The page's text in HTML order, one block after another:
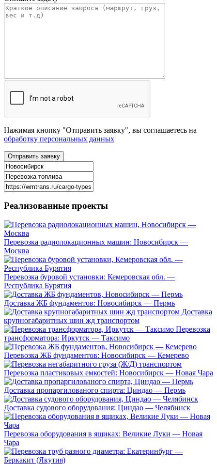
Нажимая кнопку "Отправить заявку", вы соглашаетесь на
обработку персональных данных
Реализованные проекты
Перевозка радиолокационных машин: Новосибирск —
Москва
Перевозка буровой установки: Кемеровская обл. —
Республика Бурятия
Доставка ЖБ фундаментов: Новосибирск — Пермь
Доставка
крупногабаритных шин жд транспортом
Перевозка
трансформатора: Иркутск — Таксимо
Перевозка ЖБ фундаментов: Новосибирск — Кемерево
Перевозка пластиковых емкостей: Новосибирск — Новая Чара
Доставка пропаргилованого спирта: Циндао — Пермь
Доставка судового оборудования: Циндао — Челябинск
Перевозка оборудования в ящиках: Великие Луки — Новая
Чара